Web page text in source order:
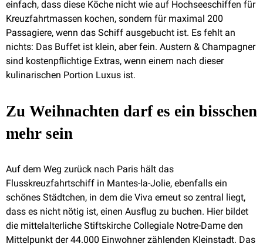
einfach, dass diese Köche nicht wie auf Hochseeschiffen für
Kreuzfahrtmassen kochen, sondern für maximal 200
Passagiere, wenn das Schiff ausgebucht ist. Es fehlt an
nichts: Das Buffet ist klein, aber fein. Austern & Champagner
sind kostenpflichtige Extras, wenn einem nach dieser
kulinarischen Portion Luxus ist.
Zu Weihnachten darf es ein bisschen
mehr sein
Auf dem Weg zurück nach Paris hält das
Flusskreuzfahrtschiff in Mantes-la-Jolie, ebenfalls ein
schönes Städtchen, in dem die Viva erneut so zentral liegt,
dass es nicht nötig ist, einen Ausflug zu buchen. Hier bildet
die mittelalterliche Stiftskirche Collegiale Notre-Dame den
Mittelpunkt der 44.000 Einwohner zählenden Kleinstadt. Das